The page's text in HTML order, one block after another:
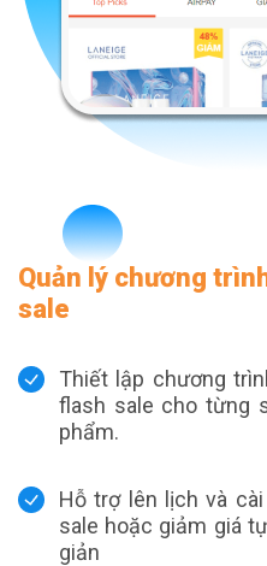
Quản lý chương
sale
Thiết lập chương
flash sale cho từng
phẩm.
Hỗ trợ lên lịch và
sale hoặc giảm giá
giản